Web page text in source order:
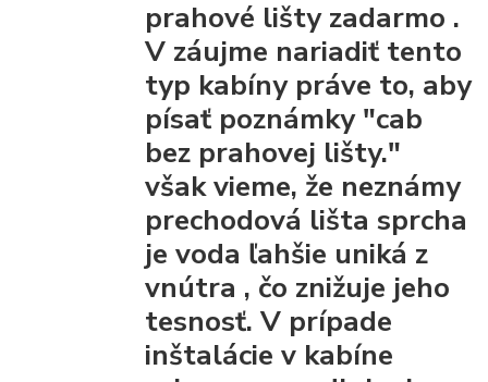
prahové lištyzadarmo .
V záujme nariadiť tento
typ kabíny práve to, aby
písať poznámky "cab
bez prahovej lišty."
však vieme, že neznámy
prechodová lištasprcha
je voda ľahšie uniká z
vnútra , čo znižuje jeho
tesnosť. V prípade
inštalácie v kabíne